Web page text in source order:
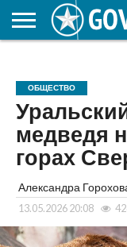
ОБРАЗОВАНИЕ
ОБЩЕСТВО
медведя
горах
Александра
13.05.2026 20:08